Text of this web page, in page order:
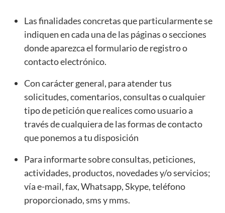
Las finalidades concretas que particularmente se
indiquen en cada una de las páginas o secciones
donde aparezca el formulario de registro o
contacto electrónico.
Con carácter general, para atender tus
solicitudes, comentarios, consultas o cualquier
tipo de petición que realices como usuario a
través de cualquiera de las formas de contacto
que ponemos a tu disposición
Para informarte sobre consultas, peticiones,
actividades, productos, novedades y/o servicios;
vía e-mail, fax, Whatsapp, Skype, teléfono
proporcionado, sms y mms.